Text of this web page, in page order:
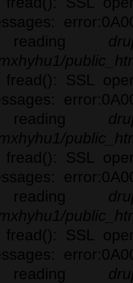
reading
fread(): SSL
reading
fread(): SSL
reading
fread(): SSL
reading